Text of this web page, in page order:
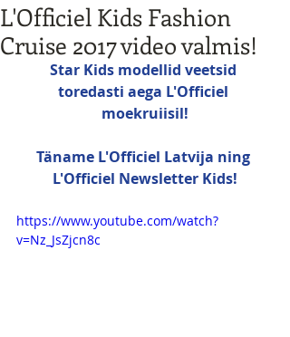
L'Officiel Kids Fashion
Cruise 2017 video valmis!
Star Kids modellid veetsid
toredasti aega L'Officiel
moekruiisil!
Täname L'Officiel Latvija ning
L'Officiel Newsletter Kids!
https://www.youtube.com/watch?
v=Nz_JsZjcn8c